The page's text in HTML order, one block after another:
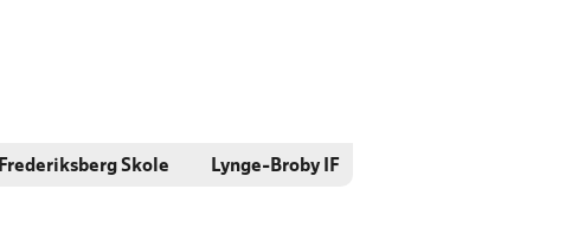
Frederiksberg Skole Lynge-Broby IF